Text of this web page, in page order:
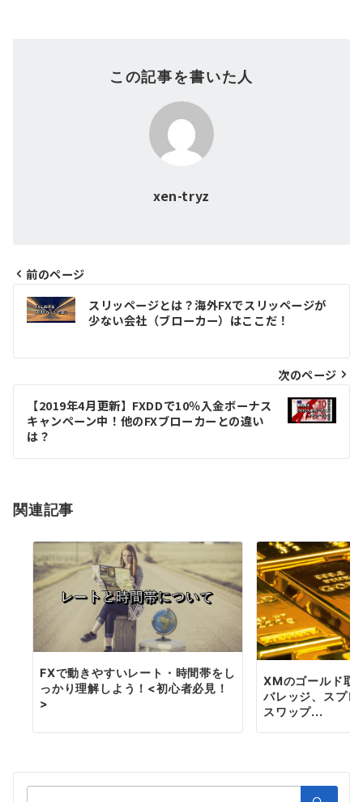
この記事を書いた人
xen-tryz
投
稿
ナ
ビ
ー
シ
ン
前のページ
スリッページとは？海外FXでスリッページが
少ない会社（ブローカー）はここだ！
次のページ
【2019年4月更新】FXDDで10％入金ボーナス
キャンペーン中！他のFXブローカーとの違い
は？
関連記事
FXで動きやすいレート・時間帯をし
っかり理解しよう！<初心者必見！
>
XMのゴールド取
バレッジ、スプ
スワップ...